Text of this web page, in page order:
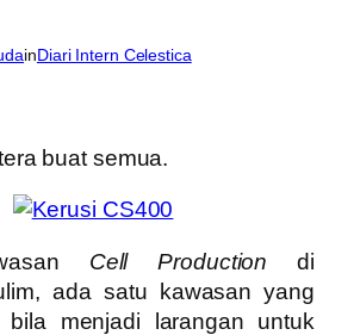
inDiari Intern Celestica
buat semua.
Cell Production di
ada satu kawasan yang
menjadi larangan untuk